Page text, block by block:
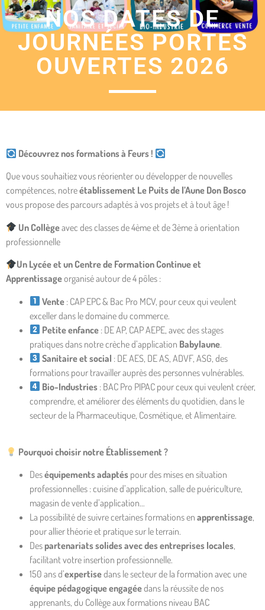
NOS DATES DE
JOURNÉES PORTES
OUVERTES 2026
Découvrez nos formations à Feurs !
Que vous souhaitiez vous réorienter ou développer de nouvelles
compétences, notreétablissement Le Puits de l’Aune Don Bosco
vous propose des parcours adaptés à vos projets et à tout âge !
Un Collègeavec des classes de 4ème et de 3ème à orientation
professionnelle
Un Lycée et un Centre de Formation Continue et
Apprentissageorganisé autour de 4 pôles :
Vente : CAP EPC & Bac Pro MCV, pour ceux qui veulent
exceller dans le domaine du commerce.
Petite enfance : DE AP, CAP AEPE, avec des stages
pratiques dans notre crèche d’application Babylaune.
Sanitaire et social : DE AES, DE AS, ADVF, ASG, des
formations pour travailler auprès des personnes vulnérables.
Bio-Industries : BAC Pro PIPAC pour ceux qui veulent créer,
comprendre, et améliorer des éléments du quotidien, dans le
secteur de la Pharmaceutique, Cosmétique, et Alimentaire.
Pourquoi choisir notre Établissement ?
Deséquipements adaptés pour des mises en situation
professionnelles : cuisine d’application, salle de puériculture,
magasin de vente d’application…
La possibilité de suivre certaines formations en apprentissage,
pour allier théorie et pratique sur le terrain.
Despartenariats solides avec des entreprises locales,
facilitant votre insertion professionnelle.
150 ans d’expertisedans le secteur de la formation avec une
équipe pédagogique engagéedans la réussite de nos
apprenants, du Collège aux formations niveau BAC